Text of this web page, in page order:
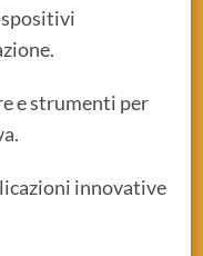
e strumenti per
innovative